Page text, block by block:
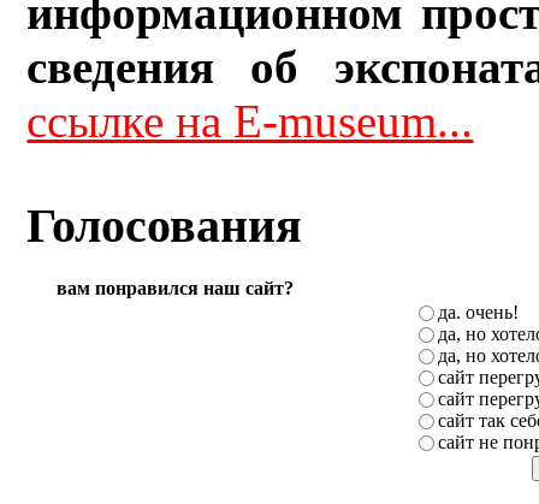
информационном
сведения об
ссылке на E-museum...
Голосования
вам понравился наш сайт?
да. очень!
да, но
да, но
сайт
сайт
сайт так
сайт не